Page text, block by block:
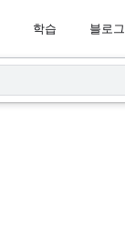
학습 블로그